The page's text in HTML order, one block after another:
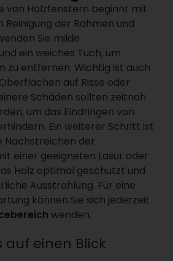
von Holzfenstern beginnt mit
der Rahmen und
Sie milde
ein weiches Tuch, um
zu entfernen. Wichtig ist auch
auf Risse oder
Schäden sollten zeitnah
um das Eindringen von
Ein weiterer Schritt ist
Nachstreichen der
einer geeigneten Lasur oder
Holz optimal geschützt und
Ausstrahlung. Für eine
können Sie sich jederzeit
wenden.
auf einen Blick